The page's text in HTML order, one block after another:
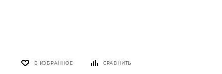
В ИЗБРАННОЕ СРАВНИТЬ